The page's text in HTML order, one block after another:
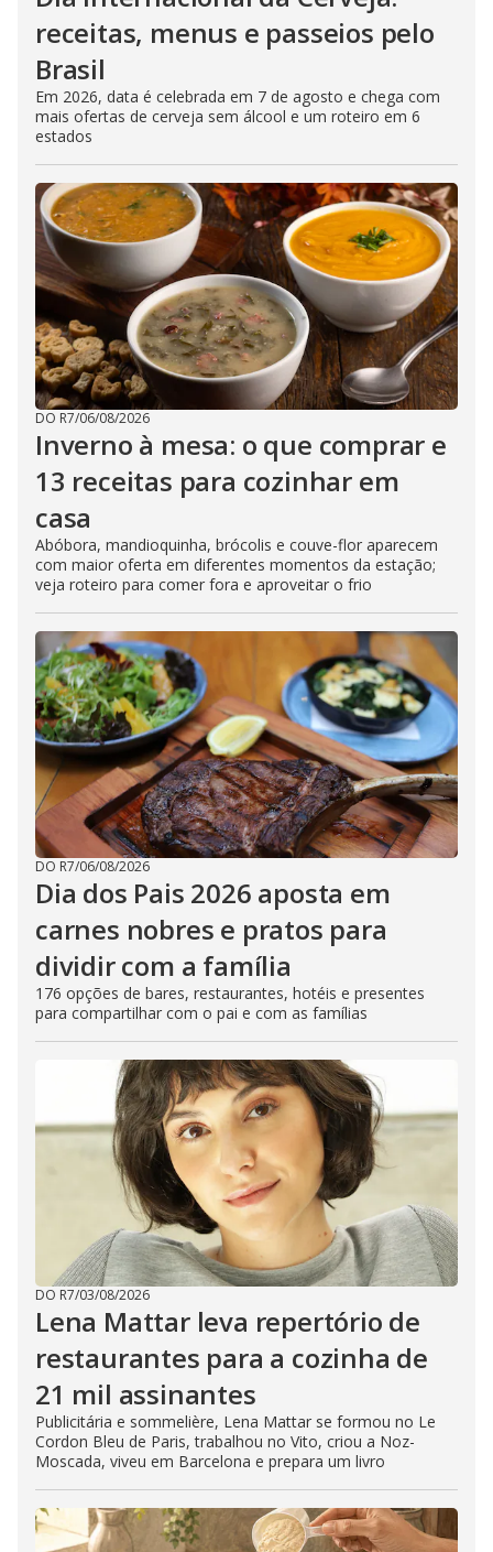
receitas, menus e passeios pelo
Brasil
Em 2026, data é celebrada em 7 de agosto e chega com
mais ofertas de cerveja sem álcool e um roteiro em 6
estados
DO R7/06/08/2026
Inverno à mesa: o que comprar e
13 receitas para cozinhar em
casa
Abóbora, mandioquinha, brócolis e couve-flor aparecem
com maior oferta em diferentes momentos da estação;
veja roteiro para comer fora e aproveitar o frio
DO R7/06/08/2026
Dia dos Pais 2026 aposta em
carnes nobres e pratos para
dividir com a família
176 opções de bares, restaurantes, hotéis e presentes
para compartilhar com o pai e com as famílias
DO R7/03/08/2026
Lena Mattar leva repertório de
restaurantes para a cozinha de
21 mil assinantes
Publicitária e sommelière, Lena Mattar se formou no Le
Cordon Bleu de Paris, trabalhou no Vito, criou a Noz-
Moscada, viveu em Barcelona e prepara um livro